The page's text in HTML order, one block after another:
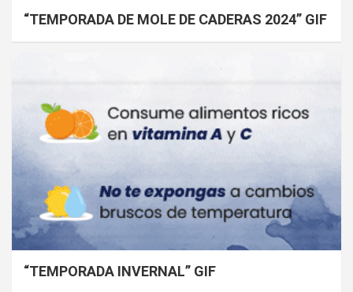
“TEMPORADA DE MOLE DE CADERAS 2024” GIF
“TEMPORADA INVERNAL” GIF